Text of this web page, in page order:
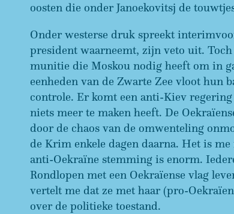
oosten die onder Janoekovitsj de
Onder westerse druk spreekt
president waarneemt, zijn veto uit.
munitie die Moskou nodig heeft om in
eenheden van de Zwarte Zee vloot hun
controle. Er komt een anti-Kiev
niets meer te maken heeft. De
door de chaos van de omwenteling
de Krim enkele dagen daarna. Het is
anti-Oekraïne stemming is enorm.
Rondlopen met een Oekraïense vlag
vertelt me dat ze met haar (pro-
over de politieke toestand.